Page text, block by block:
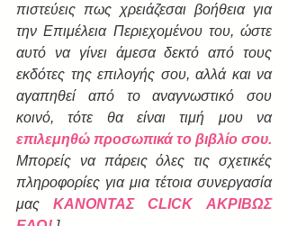
πιστεύεις πως χρειάζεσαι βοήθεια για
την Επιμέλεια Περιεχομένου του, ώστε
αυτό να γίνει άμεσα δεκτό από τους
εκδότες της επιλογής σου, αλλά και να
αγαπηθεί από το αναγνωστικό σου
κοινό, τότε θα είναι τιμή μου να
επιλεμηθώ προσωπικά το βιβλίο σου.
Μπορείς να πάρεις όλες τις σχετικές
πληροφορίες για μια τέτοια συνεργασία
μας ΚΑΝΟΝΤΑΣ CLICK ΑΚΡΙΒΩΣ